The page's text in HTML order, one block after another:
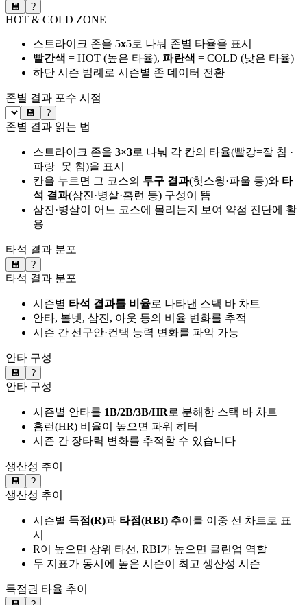
💾 ?
HOT & COLD ZONE
스트라이크 존을 5x5로 나눠 존별 타율을 표시
빨간색 = HOT (높은 타율), 파란색 = COLD (낮은 타율)
하단 시즌 범례로 시즌별 존 데이터 전환
존별 결과 포수 시점
💾 ?
존별 결과 읽는 법
스트라이크 존을 3×3로 나눠 각 칸의 타율(빨강=잘 침 ·
파랑=못 침)을 표시
칸을 누르면 그 코스의 투구 결과(헛스윙·파울 등)와 타
석 결과(삼진·병살·홈런 등) 구성이 뜸
삼진·병살이 어느 코스에 몰리는지 보여 약점 진단에 활
용
타석 결과 분포
💾 ?
타석 결과 분포
시즌별 타석 결과를 비율로 나타낸 스택 바 차트
안타, 볼넷, 삼진, 아웃 등의 비율 변화를 추적
시즌 간 선구안·컨택 능력 변화를 파악 가능
안타 구성
💾 ?
안타 구성
시즌별 안타를 1B/2B/3B/HR로 분해한 스택 바 차트
홈런(HR) 비율이 높으면 파워 히터
시즌 간 장타력 변화를 추적할 수 있습니다
생산성 추이
💾 ?
생산성 추이
시즌별 득점(R)과 타점(RBI) 추이를 이중 선 차트로 표
시
R이 높으면 상위 타선, RBI가 높으면 클린업 역할
두 지표가 동시에 높은 시즌이 최고 생산성 시즌
득점권 타율 추이